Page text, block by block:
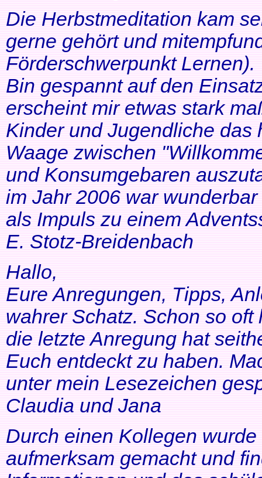
Die Herbstmeditation kam
gerne gehört und
Förderschwerpunkt Lernen).
Bin gespannt auf den
erscheint mir etwas stark
Kinder und Jugendliche das
Waage zwischen
und Konsumgebaren
im Jahr 2006 war
als Impuls zu einem
E. Stotz-Breidenbach
Hallo,
Eure Anregungen, Tipps,
wahrer Schatz. Schon so
die letzte Anregung hat
Euch entdeckt zu haben.
unter mein Lesezeichen
Claudia und Jana
Durch einen Kollegen
aufmerksam gemacht und